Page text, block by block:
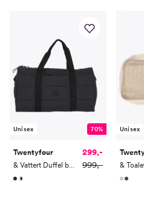
Unisex 70%
Twentyfour
299,-
999,-
Unisex
&